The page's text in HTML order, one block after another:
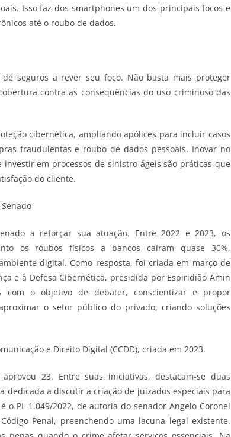
Isso faz dos smartphones um dos principais focos e
até o roubo de dados.
seguros a rever seu foco. Não basta mais proteger
contra as consequências do uso criminoso das
cibernética, ampliando apólices para incluir casos
fraudulentas e roubo de dados pessoais. Inovar no
em processos de sinistro ágeis são práticas que
do cliente.
a reforçar sua atuação. Entre 2022 e 2023, os
os roubos físicos a bancos caíram quase 30%,
digital. Como resposta, foi criada em março de
e à Defesa Cibernética, presidida por Espiridião Amin
com o objetivo de debater, conscientizar e propor
o setor público do privado, criando soluções
e Direito Digital (CCDD), criada em 2023.
23. Entre suas iniciativas, destacam-se duas
dedicada a discutir a criação de juizados especiais para
PL 1.049/2022, de autoria do senador Angelo Coronel
Penal, preenchendo uma lacuna legal existente.